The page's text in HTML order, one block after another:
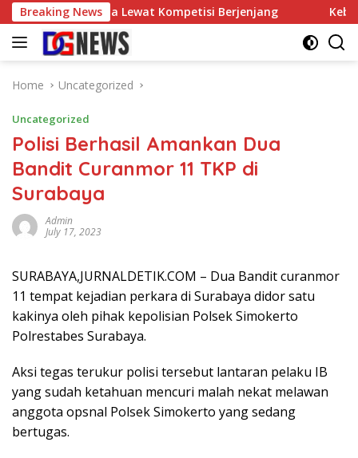
Skip
to
content
Breaking News
Tenis Meja Lewat Kompetisi Berjenjang
Home Uncategorized
Uncategorized
Polisi Berhasil Amankan Dua
Bandit Curanmor 11 TKP di
Surabaya
Admin
July 17, 2023
SURABAYA,JURNALDETIK.COM – Dua Bandit curanmor
11 tempat kejadian perkara di Surabaya didor satu
kakinya oleh pihak kepolisian Polsek Simokerto
Polrestabes Surabaya.
Aksi tegas terukur polisi tersebut lantaran pelaku IB
yang sudah ketahuan mencuri malah nekat melawan
anggota opsnal Polsek Simokerto yang sedang
bertugas.